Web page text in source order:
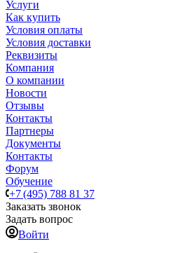
Услуги
Как купить
Условия оплаты
Условия доставки
Реквизиты
Компания
О компании
Новости
Отзывы
Контакты
Партнеры
Документы
Контакты
Форум
Обучение
+7 (495) 788 81 37
Заказать звонок
Задать вопрос
Войти